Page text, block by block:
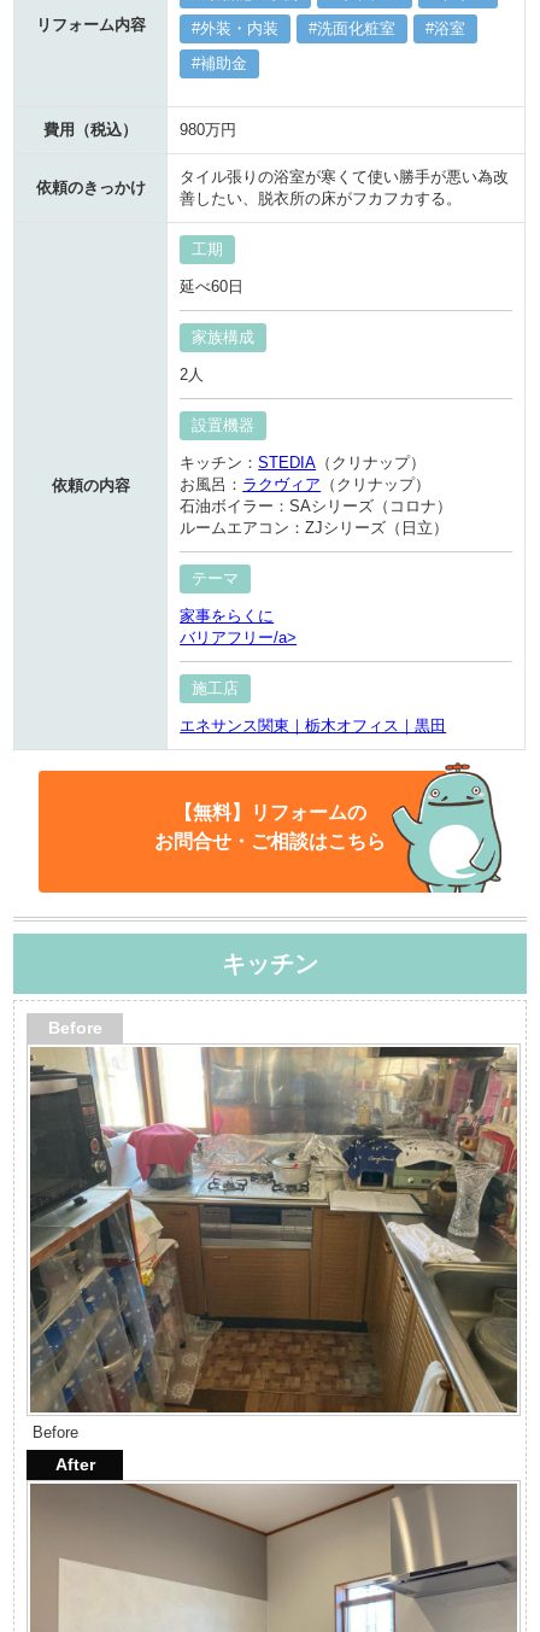
リフォーム内容
外装・内装
洗面化粧室
浴室
補助金
費用（税込） 980万円
依頼のきっかけ
タイル張りの浴室が寒くて使い勝手が悪い為改
善したい、脱衣所の床がフカフカする。
依頼の内容
工期
延べ60日
家族構成
2人
設置機器
キッチン：STEDIA （クリナップ）
お風呂： ラクヴィア （クリナップ）
石油ボイラー：SAシリーズ（コロナ）
ルームエアコン：ZJシリーズ（日立）
テーマ
家事をらくに
バリアフリー/a>
施工店
エネサンス関東｜栃木オフィス｜黒田
【無料】リフォームの
お問合せ・ご相談はこちら
キッチン
Before
Before
After